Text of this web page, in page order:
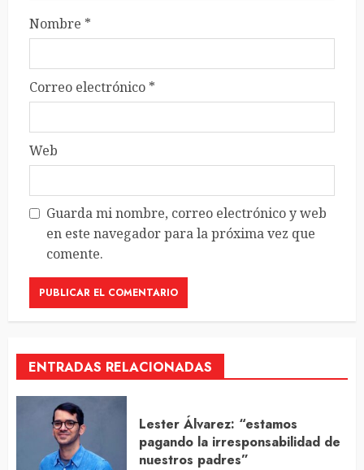
Nombre *
Correo electrónico *
Web
Guarda mi nombre, correo electrónico y web
en este navegador para la próxima vez que
comente.
ENTRADAS RELACIONADAS
Lester Álvarez: “estamos
pagando la irresponsabilidad de
nuestros padres”